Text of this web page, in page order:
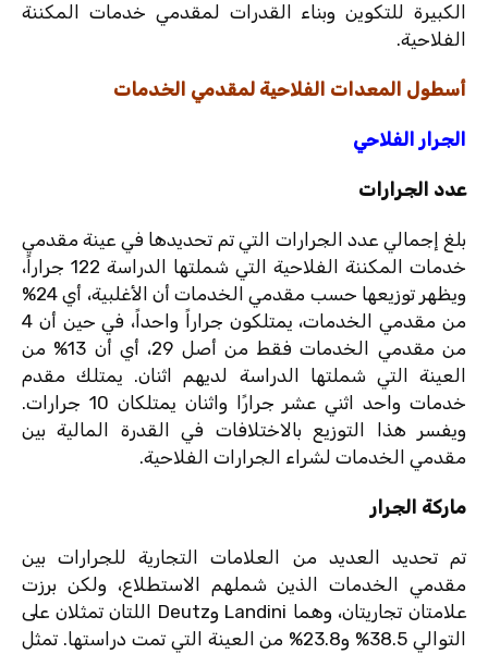
الكبيرة للتكوين وبناء القدرات لمقدمي خدمات المكننة
الفلاحية.
أسطول المعدات الفلاحية لمقدمي الخدمات
الجرار الفلاحي
عدد الجرارات
بلغ إجمالي عدد الجرارات التي تم تحديدها في عينة مقدمي
خدمات المكننة الفلاحية التي شملتها الدراسة 122 جراراً،
ويظهر توزيعها حسب مقدمي الخدمات أن الأغلبية، أي 24%
من مقدمي الخدمات، يمتلكون جراراً واحداً، في حين أن 4
من مقدمي الخدمات فقط من أصل 29، أي أن 13% من
العينة التي شملتها الدراسة لديهم اثنان. يمتلك مقدم
خدمات واحد اثني عشر جرارًا واثنان يمتلكان 10 جرارات.
ويفسر هذا التوزيع بالاختلافات في القدرة المالية بين
مقدمي الخدمات لشراء الجرارات الفلاحية.
ماركة الجرار
تم تحديد العديد من العلامات التجارية للجرارات بين
مقدمي الخدمات الذين شملهم الاستطلاع، ولكن برزت
علامتان تجاريتان، وهما Landini وDeutz اللتان تمثلان على
التوالي 38.5% و23.8% من العينة التي تمت دراستها. تمثل